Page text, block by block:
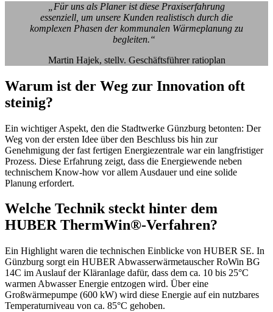
„Für uns als Planer ist diese Praxiserfahrung
essenziell, um unsere Kunden realistisch durch die
komplexen Phasen der kommunalen Wärmeplanung zu
begleiten.“
Martin Hajek, stellv. Geschäftsführer ratioplan
Warum ist der Weg zur Innovation oft
steinig?
Ein wichtiger Aspekt, den die Stadtwerke Günzburg betonten: Der
Weg von der ersten Idee über den Beschluss bis hin zur
Genehmigung der fast fertigen Energiezentrale war ein langfristiger
Prozess. Diese Erfahrung zeigt, dass die Energiewende neben
technischem Know-how vor allem Ausdauer und eine solide
Planung erfordert.
Welche Technik steckt hinter dem
HUBER ThermWin®-Verfahren?
Ein Highlight waren die technischen Einblicke von HUBER SE. In
Günzburg sorgt ein HUBER Abwasserwärmetauscher RoWin BG
14C im Auslauf der Kläranlage dafür, dass dem ca. 10 bis 25°C
warmen Abwasser Energie entzogen wird. Über eine
Großwärmepumpe (600 kW) wird diese Energie auf ein nutzbares
Temperaturniveau von ca. 85°C gehoben.